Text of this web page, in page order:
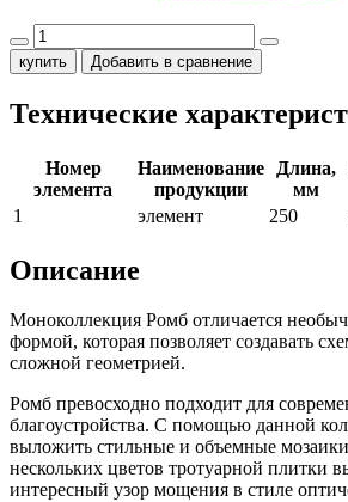
купить Добавить в сравнение
Технические
Номер
элемента
Наименование
продукции
Длина,
мм
1
элемент 250
Описание
Моноколлекция Ромб отличается
формой, которая позволяет создавать
сложной геометрией.
Ромб превосходно подходит для
благоустройства. С помощью данной
выложить стильные и объемные
нескольких цветов тротуарной плитки
интересный узор мощения в стиле